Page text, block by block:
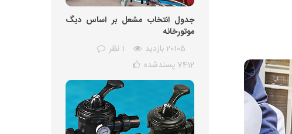
جدول انتخاب مشعل بر اساس دیگ
موتورخانه
20105 بازدید
1 نظر
7412 پسندشده